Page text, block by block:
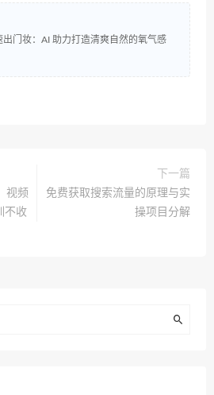
出门妆：AI 助力打造清爽自然的氧气感
视频
不收
下一篇
免费获取搜索流量的原理与实
操项目分解